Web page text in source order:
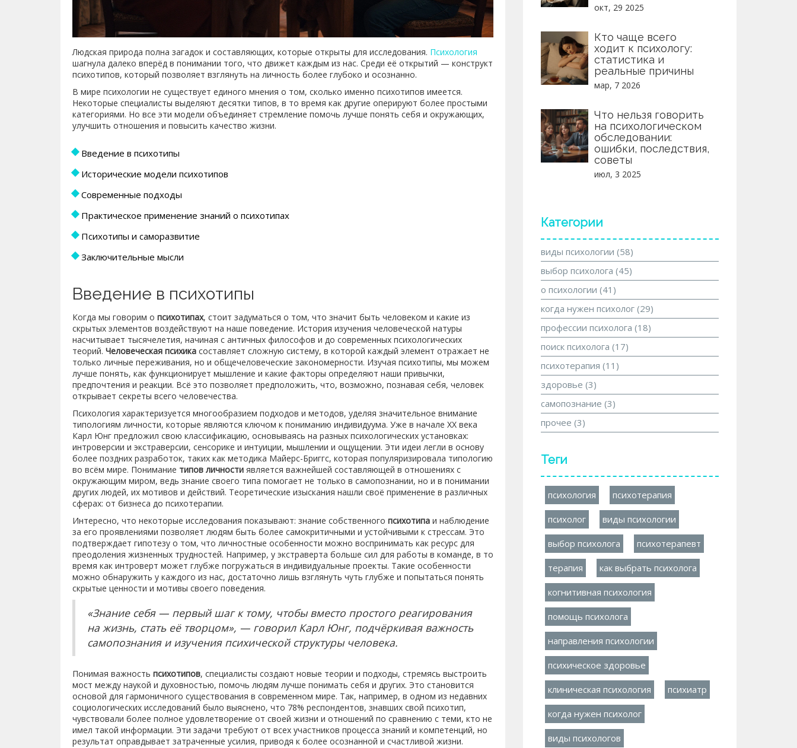
Людская природа полна загадок и составляющих, которые открыты для исследования. Психология
шагнула далеко вперёд в понимании того, что движет каждым из нас. Среди её открытий — конструкт
психотипов, который позволяет взглянуть на личность более глубоко и осознанно.
В мире психологии не существует единого мнения о том, сколько именно психотипов имеется.
Некоторые специалисты выделяют десятки типов, в то время как другие оперируют более простыми
категориями. Но все эти модели объединяет стремление помочь лучше понять себя и окружающих,
улучшить отношения и повысить качество жизни.
Введение в психотипы
Исторические модели психотипов
Современные подходы
Практическое применение знаний о психотипах
Психотипы и саморазвитие
Заключительные мысли
Введение в психотипы
Когда мы говорим о психотипах, стоит задуматься о том, что значит быть человеком и какие из
скрытых элементов воздействуют на наше поведение. История изучения человеческой натуры
насчитывает тысячелетия, начиная с античных философов и до современных психологических
теорий. Человеческая психика составляет сложную систему, в которой каждый элемент отражает не
только личные переживания, но и общечеловеческие закономерности. Изучая психотипы, мы можем
лучше понять, как функционирует мышление и какие факторы определяют наши привычки,
предпочтения и реакции. Всё это позволяет предположить, что, возможно, познавая себя, человек
открывает секреты всего человечества.
Психология характеризуется многообразием подходов и методов, уделяя значительное внимание
типологиям личности, которые являются ключом к пониманию индивидуума. Уже в начале ХХ века
Карл Юнг предложил свою классификацию, основываясь на разных психологических установках:
интроверсии и экстраверсии, сенсорике и интуиции, мышлении и ощущении. Эти идеи легли в основу
более поздних разработок, таких как методика Майерс-Бриггс, которая популяризировала типологию
во всём мире. Понимание типов личности является важнейшей составляющей в отношениях с
окружающим миром, ведь знание своего типа помогает не только в самопознании, но и в понимании
других людей, их мотивов и действий. Теоретические изыскания нашли своё применение в различных
сферах: от бизнеса до психотерапии.
Интересно, что некоторые исследования показывают: знание собственного психотипа и наблюдение
за его проявлениями позволяет людям быть более самокритичными и устойчивыми к стрессам. Это
подтверждает гипотезу о том, что личностные особенности можно воспринимать как ресурс для
преодоления жизненных трудностей. Например, у экстраверта больше сил для работы в команде, в то
время как интроверт может глубже погружаться в индивидуальные проекты. Такие особенности
можно обнаружить у каждого из нас, достаточно лишь взглянуть чуть глубже и попытаться понять
скрытые ценности и мотивы своего поведения.
«Знание себя — первый шаг к тому, чтобы вместо простого реагирования
на жизнь, стать её творцом», — говорил Карл Юнг, подчёркивая важность
самопознания и изучения психической структуры человека.
Понимая важность психотипов, специалисты создают новые теории и подходы, стремясь выстроить
мост между наукой и духовностью, помочь людям лучше понимать себя и других. Это становится
основой для гармоничного существования в современном мире. Так, например, в одном из недавних
социологических исследований было выяснено, что 78% респондентов, знавших свой психотип,
чувствовали более полное удовлетворение от своей жизни и отношений по сравнению с теми, кто не
имел такой информации. Эти задачи требуют от всех участников процесса знаний и компетенций, но
результат оправдывает затраченные усилия, приводя к более осознанной и счастливой жизни.
окт, 29 2025
Кто чаще всего
ходит к психологу:
статистика и
реальные причины
мар, 7 2026
Что нельзя говорить
на психологическом
обследовании:
ошибки, последствия,
советы
июл, 3 2025
Категории
виды психологии (58)
выбор психолога (45)
о психологии (41)
когда нужен психолог (29)
профессии психолога (18)
поиск психолога (17)
психотерапия (11)
здоровье (3)
самопознание (3)
прочее (3)
Теги
психология психотерапия
психолог виды психологии
выбор психолога психотерапевт
терапия как выбрать психолога
когнитивная психология
помощь психолога
направления психологии
психическое здоровье
клиническая психология психиатр
когда нужен психолог
виды психологов